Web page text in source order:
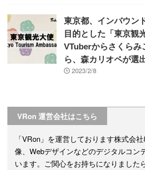
東京都、インバウン
目的とした「東京観
VTuberからさくらみ
ら、森カリオペが選
2023/2/8
VRon 運営会社はこちら
「VRon」を運営しております株式会
像、Webデザインなどのデジタルコン
います。ご関心をお持ちになりました